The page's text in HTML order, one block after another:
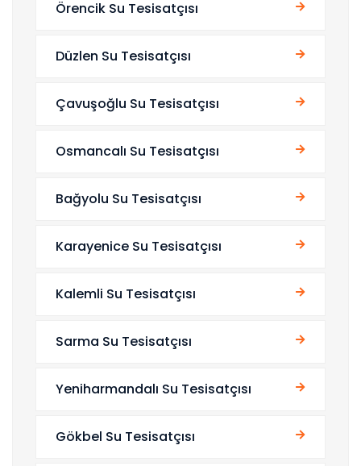
Örencik Su Tesisatçısı
Düzlen Su Tesisatçısı
Çavuşoğlu Su Tesisatçısı
Osmancalı Su Tesisatçısı
Bağyolu Su Tesisatçısı
Karayenice Su Tesisatçısı
Kalemli Su Tesisatçısı
Sarma Su Tesisatçısı
Yeniharmandalı Su Tesisatçısı
Gökbel Su Tesisatçısı